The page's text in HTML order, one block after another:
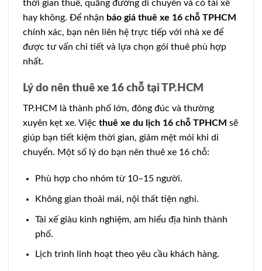
thời gian thuê, quãng đường di chuyển và có tài xế
hay không. Để nhận báo giá thuê xe 16 chỗ TPHCM
chính xác, bạn nên liên hệ trực tiếp với nhà xe để
được tư vấn chi tiết và lựa chọn gói thuê phù hợp
nhất.
Lý do nên thuê xe 16 chỗ tại TP.HCM
TP.HCM là thành phố lớn, đông đúc và thường
xuyên kẹt xe. Việc thuê xe du lịch 16 chỗ TPHCM sẽ
giúp bạn tiết kiệm thời gian, giảm mệt mỏi khi di
chuyển. Một số lý do bạn nên thuê xe 16 chỗ:
Phù hợp cho nhóm từ 10–15 người.
Không gian thoải mái, nội thất tiện nghi.
Tài xế giàu kinh nghiệm, am hiểu địa hình thành
phố.
Lịch trình linh hoạt theo yêu cầu khách hàng.